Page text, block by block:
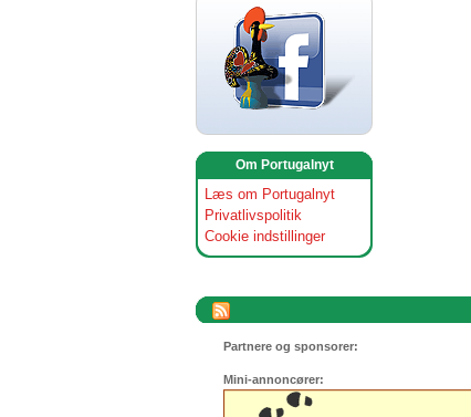
Om Portugalnyt
Læs om Portugalnyt
Privatlivspolitik
Cookie indstillinger
Partnere og sponsorer:
Mini-annoncører: